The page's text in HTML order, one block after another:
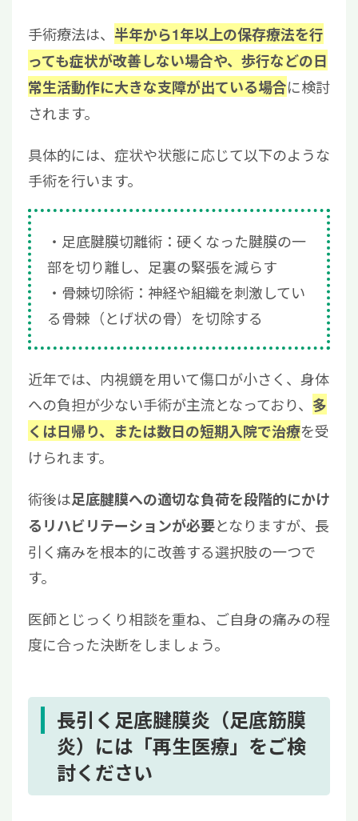
手術療法は、 半年から1年以上の保存療法を行
っても症状が改善しない場合や、歩行などの日
常生活動作に大きな支障が出ている場合に検討
されます。
具体的には、症状や状態に応じて以下のような
手術を行います。
足底腱膜切離術：硬くなった腱膜の一
部を切り離し、足裏の緊張を減らす
骨棘切除術：神経や組織を刺激してい
る骨棘（とげ状の骨）を切除する
近年では、内視鏡を用いて傷口が小さく、身体
への負担が少ない手術が主流となっており、 多
くは日帰り、または数日の短期入院で治療を受
けられます。
術後は足底腱膜への適切な負荷を段階的にかけ
るリハビリテーションが必要となりますが、長
引く痛みを根本的に改善する選択肢の一つで
す。
医師とじっくり相談を重ね、ご自身の痛みの程
度に合った決断をしましょう。
長引く足底腱膜炎（足底筋膜
炎）には「再生医療」をご検
討ください